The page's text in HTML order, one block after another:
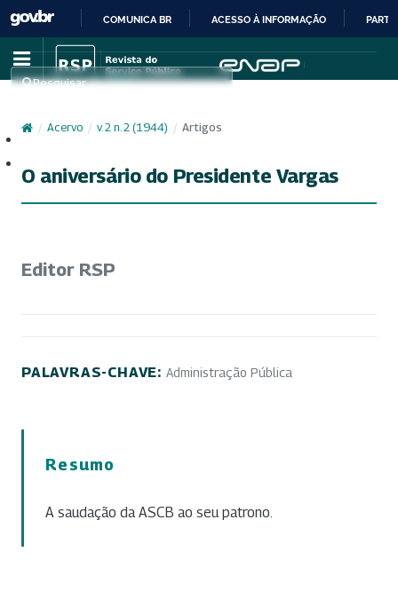
IR
PARA
CONTEÚDO
COMUNICA BR ACESSO À INFORMAÇÃO
Pesquisar
/ Acervo / v. 2 n. 2 (1944) / Artigos
O aniversário do Presidente Vargas
Editor RSP
PALAVRAS-CHAVE: Administração Pública
Resumo
A saudação da ASCB ao seu patrono.